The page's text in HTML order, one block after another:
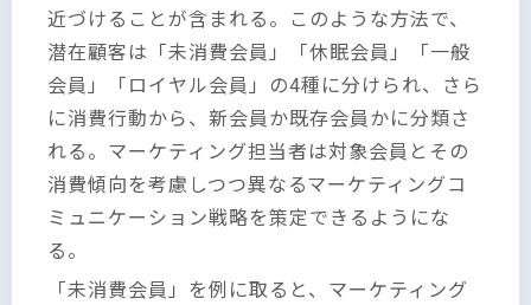
近づけることが含まれる。このような方法で、
潜在顧客は「未消費会員」「休眠会員」「一般
会員」「ロイヤル会員」の4種に分けられ、さら
に消費行動から、新会員か既存会員かに分類さ
れる。マーケティング担当者は対象会員とその
消費傾向を考慮しつつ異なるマーケティングコ
ミュニケーション戦略を策定できるようにな
る。
「未消費会員」を例に取ると、マーケティング